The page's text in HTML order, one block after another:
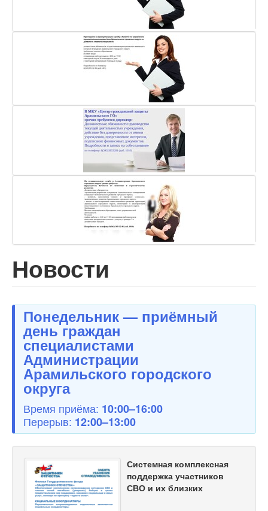
Новости
Понедельник — приёмный
день граждан
специалистами
Администрации
Арамильского городского
округа
Время приёма: 10:00–16:00
Перерыв: 12:00–13:00
Системная комплексная
поддержка участников
СВО и их близких